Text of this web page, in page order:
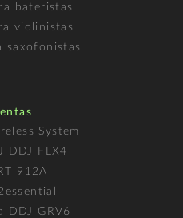
bateristas
violinistas
saxofonistas
System
DDJ FLX4
912A
DDJ GRV6